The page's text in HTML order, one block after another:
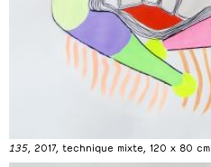
135 , 2017, technique mixte, 120 x 80 cm